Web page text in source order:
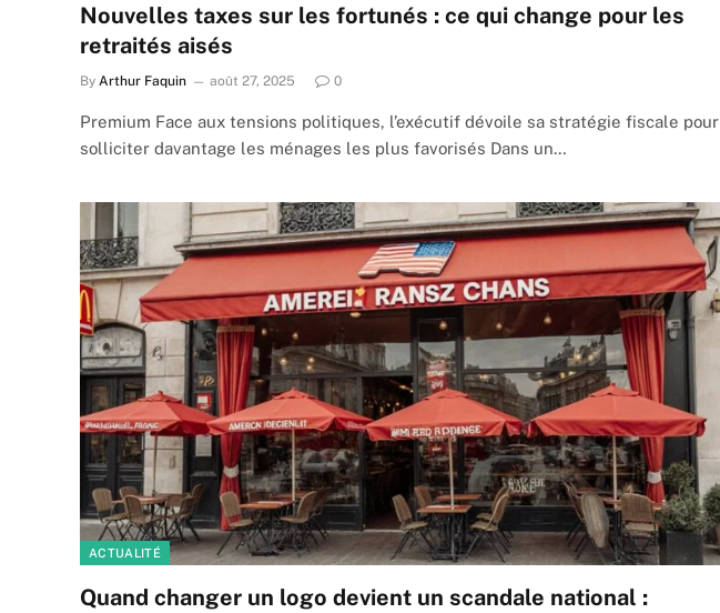
Nouvelles taxes sur les fortunés : ce qui change pour les
retraités aisés
By Arthur Faquin août 27, 2025 0
Premium Face aux tensions politiques, l’exécutif dévoile sa stratégie fiscale pour
solliciter davantage les ménages les plus favorisés Dans un…
ACTUALITÉ
Quand changer un logo devient un scandale national :